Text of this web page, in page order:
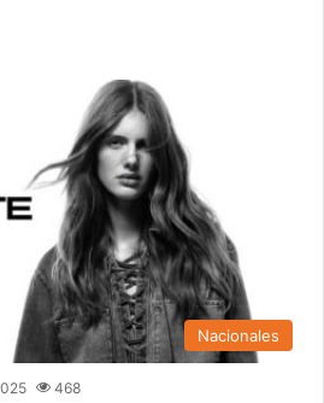
Nacionales
468